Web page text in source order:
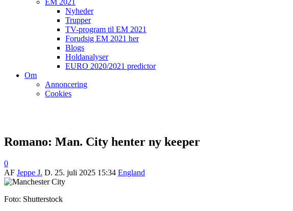
EM 2021
Nyheder
Trupper
TV-program til EM 2021
Forudsig EM 2021 her
Blogs
Holdanalyser
EURO 2020/2021 predictor
Om
Annoncering
Cookies
Romano: Man. City henter ny keeper
0
AF Jeppe J. D. 25. juli 2025 15:34 England
Foto: Shutterstock